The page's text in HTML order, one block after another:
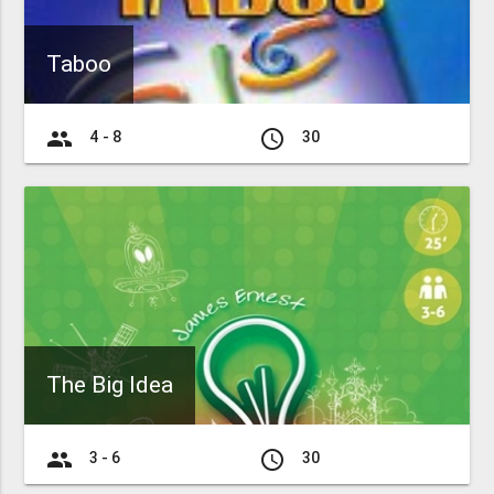
Taboo
group 4 - 8 access_time 30
The Big Idea
group 3 - 6 access_time 30